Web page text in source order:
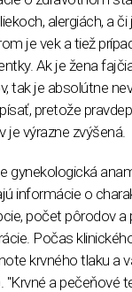
alergiách, a či
je vek a tiež
Ak je žena
tak je absolútne
pretože
je výrazne zvýšená.
gynekologická
informácie o
počet pôrodov a
Počas
krvného tlaku a
"Krvné a pečeňové